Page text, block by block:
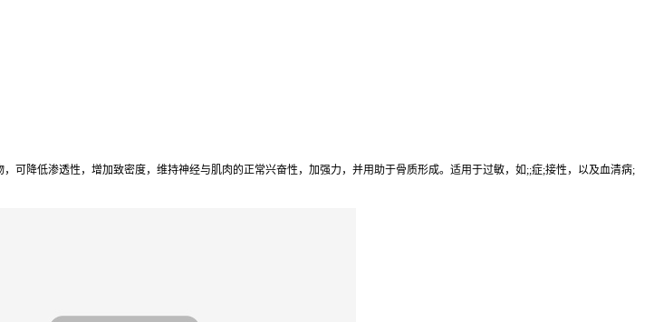
可降低渗透性，增加致密度，维持神经与肌肉的正常兴奋性，加强力，并用助于骨质形成。适用于过敏，如;;症;接性，以及血清病;